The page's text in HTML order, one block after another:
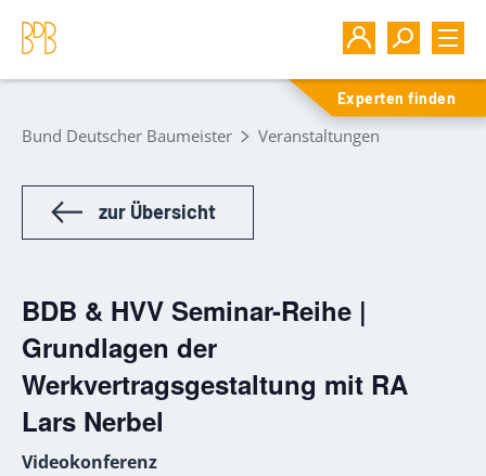
Experten finden
Bund Deutscher Baumeister Veranstaltungen
zur Übersicht
BDB & HVV Seminar-Reihe |
Grundlagen der
Werkvertragsgestaltung mit RA
Lars Nerbel
Videokonferenz